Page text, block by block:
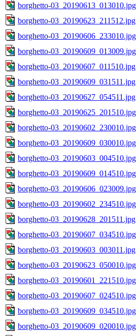
borghetto-03_20190613_013010.jpg
borghetto-03_20190623_211512.jpg
borghetto-03_20190606_233010.jpg
borghetto-03_20190609_013009.jpg
borghetto-03_20190607_011510.jpg
borghetto-03_20190609_031511.jpg
borghetto-03_20190627_054511.jpg
borghetto-03_20190625_201510.jpg
borghetto-03_20190602_230010.jpg
borghetto-03_20190609_030010.jpg
borghetto-03_20190603_004510.jpg
borghetto-03_20190609_014510.jpg
borghetto-03_20190606_023009.jpg
borghetto-03_20190602_234510.jpg
borghetto-03_20190628_201511.jpg
borghetto-03_20190607_034510.jpg
borghetto-03_20190603_003011.jpg
borghetto-03_20190623_050010.jpg
borghetto-03_20190601_221510.jpg
borghetto-03_20190607_024510.jpg
borghetto-03_20190609_034510.jpg
borghetto-03_20190609_020010.jpg